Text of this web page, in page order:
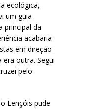
ecológica,
um guia
principal da
acabaria
em direção
outra. Segui
pelo
Lençóis pude